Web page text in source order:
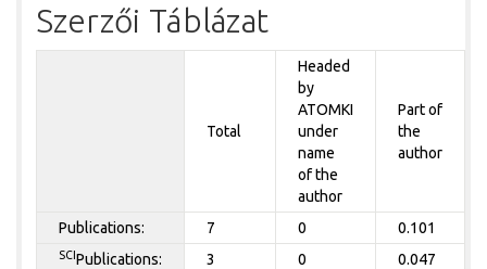
Szerzői Táblázat
Total
Headed
by
ATOMKI
under
name
of the
author
Part of
the
author
Publications: 7 0 0.101
SCIPublications: 3 0 0.047